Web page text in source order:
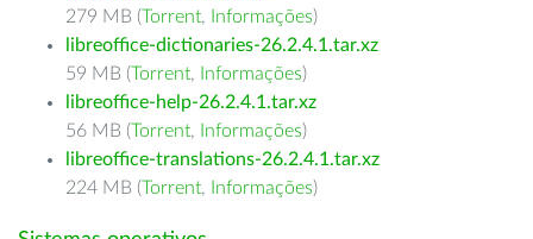
279 MB (Torrent, Informações)
libreoffice-dictionaries-26.2.4.1.tar.xz
59 MB (Torrent, Informações)
libreoffice-help-26.2.4.1.tar.xz
56 MB (Torrent, Informações)
libreoffice-translations-26.2.4.1.tar.xz
224 MB (Torrent, Informações)